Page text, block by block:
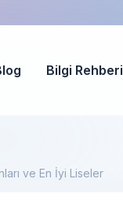
Bilgi Rehberi
ve En İyi Liseler